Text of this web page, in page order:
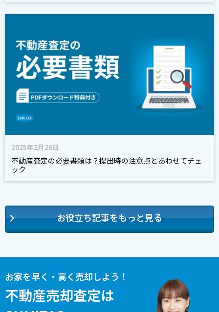
2025年2月26日
不動産査定の必要書類は？提出時の注意点とあわせてチェ
ック
お役立ち記事をもっと見る
お家を早く・高く売却しよう！
不動産売却査定は